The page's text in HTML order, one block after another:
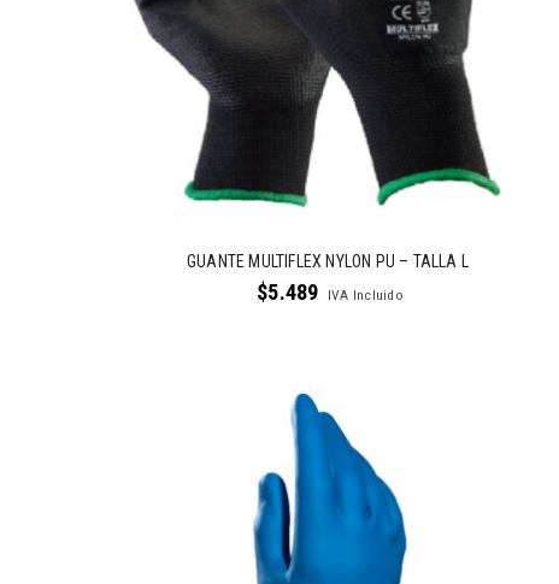
GUANTE MULTIFLEX NYLON PU – TALLA L
$5.489 IVA Incluido